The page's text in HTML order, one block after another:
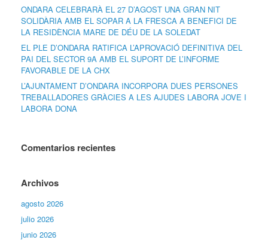
ONDARA CELEBRARÀ EL 27 D’AGOST UNA GRAN NIT
SOLIDÀRIA AMB EL SOPAR A LA FRESCA A BENEFICI DE
LA RESIDÈNCIA MARE DE DÉU DE LA SOLEDAT
EL PLE D’ONDARA RATIFICA L’APROVACIÓ DEFINITIVA DEL
PAI DEL SECTOR 9A AMB EL SUPORT DE L’INFORME
FAVORABLE DE LA CHX
L’AJUNTAMENT D’ONDARA INCORPORA DUES PERSONES
TREBALLADORES GRÀCIES A LES AJUDES LABORA JOVE I
LABORA DONA
Comentarios recientes
Archivos
agosto 2026
julio 2026
junio 2026